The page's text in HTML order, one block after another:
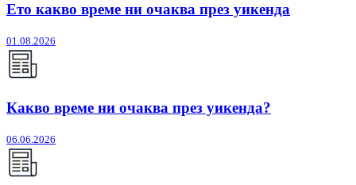
Ето какво време ни очаква през уикенда
01.08.2026
Какво време ни очаква през уикенда?
06.06.2026